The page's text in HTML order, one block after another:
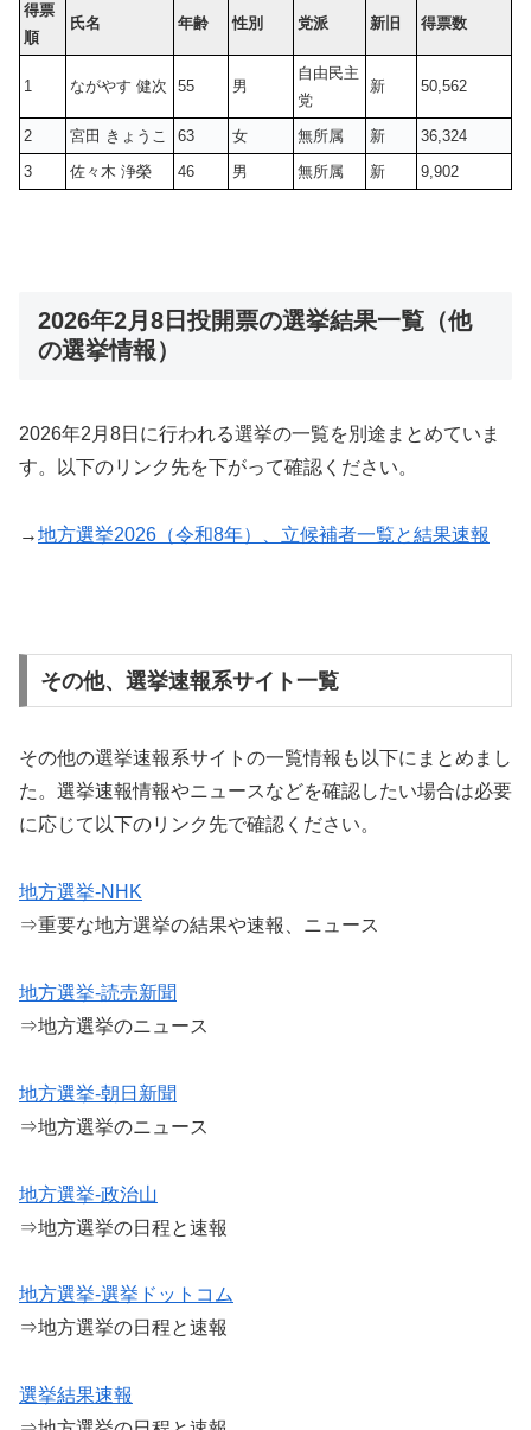
得票
順
氏名 年齢 性別 党派 新旧 得票数
1 ながやす 健次 55 男
自由民主
党
新 50,562
2 宮田 きょうこ 63 女 無所属 新
36,324
3
佐々木 浄榮 46 男 無所属 新 9,902
2026年2月8日投開票の選挙結果一覧（他
の選挙情報）
2026年2月8日に行われる選挙の一覧を別途まとめていま
す。以下のリンク先を下がって確認ください。
→地方選挙2026（令和8年）、立候補者一覧と結果速報
その他、選挙速報系サイト一覧
その他の選挙速報系サイトの一覧情報も以下にまとめまし
た。選挙速報情報やニュースなどを確認したい場合は必要
に応じて以下のリンク先で確認ください。
地方選挙-NHK
⇒重要な地方選挙の結果や速報、ニュース
地方選挙-読売新聞
⇒地方選挙のニュース
地方選挙-朝日新聞
⇒地方選挙のニュース
地方選挙-政治山
⇒地方選挙の日程と速報
地方選挙-選挙ドットコム
⇒地方選挙の日程と速報
選挙結果速報